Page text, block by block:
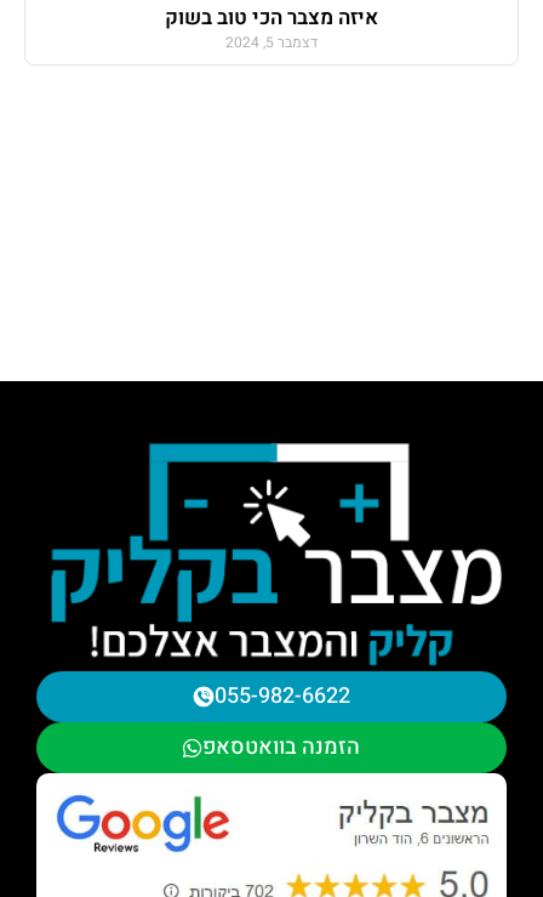
איזה מצבר הכי טוב בשוק
דצמבר 5, 2024
055-982-6622
הזמנה בוואטסאפ